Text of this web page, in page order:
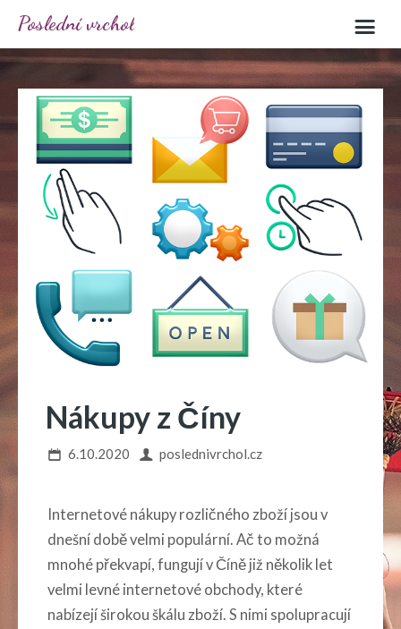
Poslední vrchol
Nákupy z Číny
6.10.2020 poslednivrchol.cz
Internetové nákupy rozličného zboží jsou v
dnešní době velmi populární. Ač to možná
mnohé překvapí, fungují v Číně již několik let
velmi levné internetové obchody, které
nabízejí širokou škálu zboží. S nimi spolupracují